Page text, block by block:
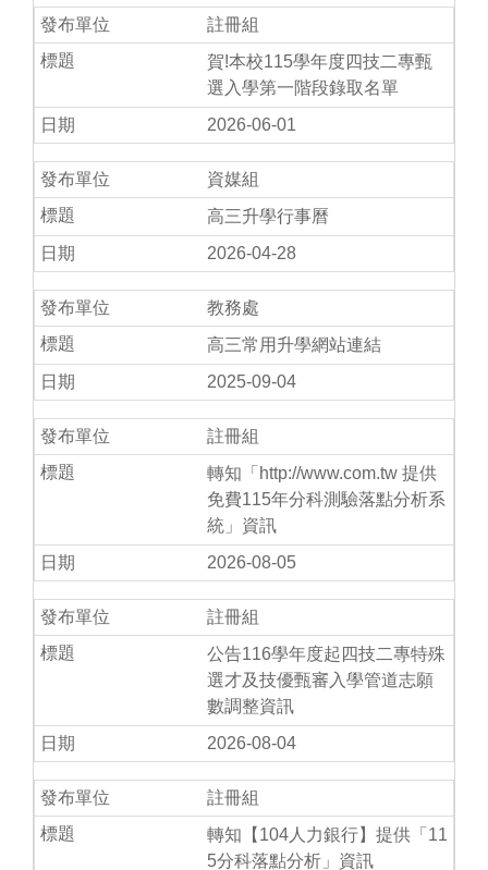
註冊組
賀!本校115學年度四技二專甄
選入學第一階段錄取名單
2026-06-01
資媒組
高三升學行事曆
2026-04-28
教務處
高三常用升學網站連結
2025-09-04
註冊組
轉知「http://www.com.tw 提供
免費115年分科測驗落點分析系
統」資訊
2026-08-05
註冊組
公告116學年度起四技二專特殊
選才及技優甄審入學管道志願
數調整資訊
2026-08-04
註冊組
轉知【104人力銀行】提供「11
5分科落點分析」資訊